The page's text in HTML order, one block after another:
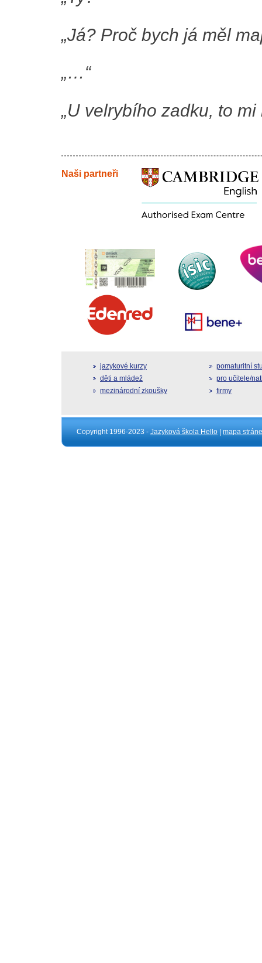
„Já? Proč bych já měl
„…“
„U velrybího zadku, to
Naši partneři
jazykové kurzy
děti a mládež
mezinárodní zkoušky
pomaturitní
pro učitele/
firmy
Copyright 1996-2023 - Jazyková škola Hello | mapa